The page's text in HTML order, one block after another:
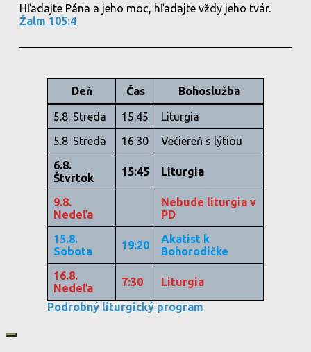
Hľadajte Pána a jeho moc, hľadajte vždy jeho tvár.
Žalm 105:4
Deň Čas Bohoslužba
5.8. Streda 15:45
Liturgia
5.8. Streda
16:30
Večiereň s lýtiou
6.8.
Štvrtok
15:45 Liturgia
9.8.
Nedeľa
Nebude liturgia v
PD
15.8.
Sobota
19:20
Akatist k
Bohorodičke
16.8.
Nedeľa
7:30
Liturgia
Podrobný liturgický program